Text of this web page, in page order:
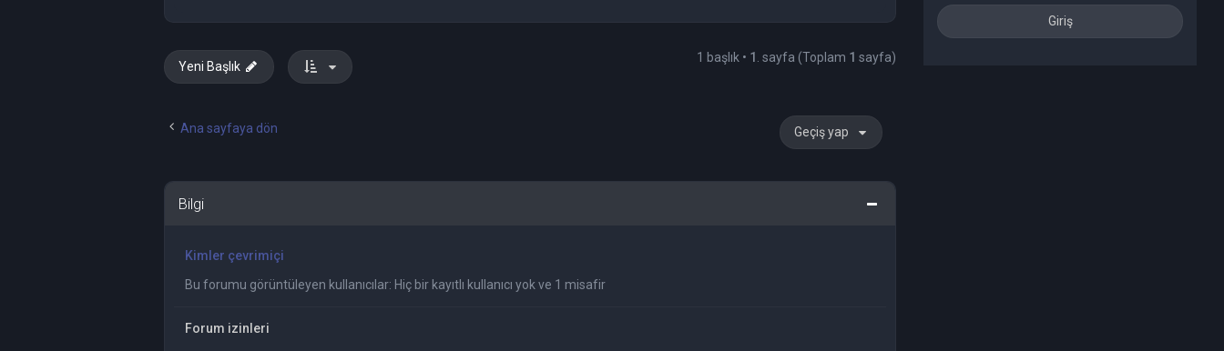
Yeni Başlık
1 başlık • 1 . sayfa (Toplam 1 sayfa)
Ana sayfaya dön Geçiş yap
Bilgi
Kimler çevrimiçi
Bu forumu görüntüleyen kullanıcılar: Hiç bir kayıtlı kullanıcı yok ve 1 misafir
Forum izinleri